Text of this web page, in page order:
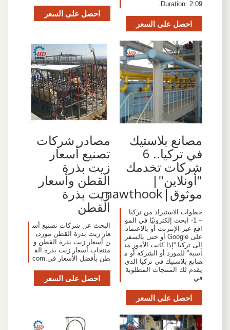
Duration: 2:09.
احصل على السعر
احصل على السعر
مصانع بلاستيك
في تركيا.. 6
شركات تخدمك
"أونلاين"|
موثوق|mawthook
خطوات الاستيراد من تركيا:
– 1- ابحث إلكترونيًا في المو
اقع عبر الإنترنت أو بالاعتماد
على Google أو حتى بالسفر
إلى تركيا “إذا كانت الأمور من
اسبة” للمورد أو الشركة أو م
صانع بلاستيك في تركيا الذي
يقدم لك المنتجات المطلوبة
في
احصل على السعر
مصادر شركات
تصنيع أسعار
زيت بذرة
القطن وأسعار
زيت بذرة
القطن
البحث عن شركات تصنيع أس
عار زيت بذرة القطن موردي
ن أسعار زيت بذرة القطن و
منتجات أسعار زيت بذرة الق
طن بأفضل الأسعار في.com
احصل على السعر